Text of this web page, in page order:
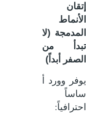
(لا
من
أبداً)
وورد أ
: